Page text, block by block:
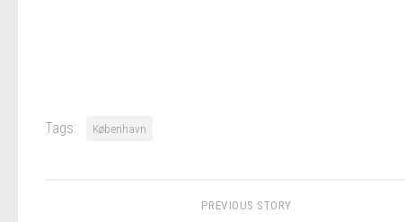
Tags: København
PREVIOUS STORY